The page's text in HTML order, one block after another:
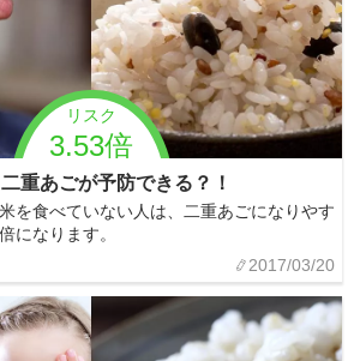
リスク
3.53倍
重あごが予防できる？！
を食べていない人は、二重あごになりやす
倍になります。
2017/03/20